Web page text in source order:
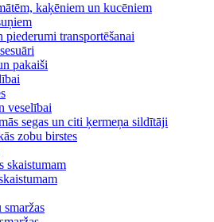
kaķēniem un kucēniem
piederumi transportēšanai
pakaiši
veselībai
segas un citi ķermeņa sildītāji
zobu birstes
skaistumam
smaržas